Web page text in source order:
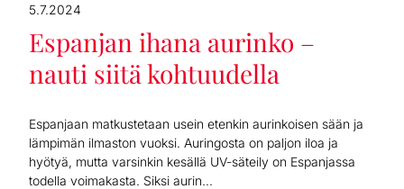
5.7.2024
Espanjan ihana aurinko –
nauti siitä kohtuudella
Espanjaan matkustetaan usein etenkin aurinkoisen sään ja
lämpimän ilmaston vuoksi. Auringosta on paljon iloa ja
hyötyä, mutta varsinkin kesällä UV-säteily on Espanjassa
todella voimakasta. Siksi aurin...